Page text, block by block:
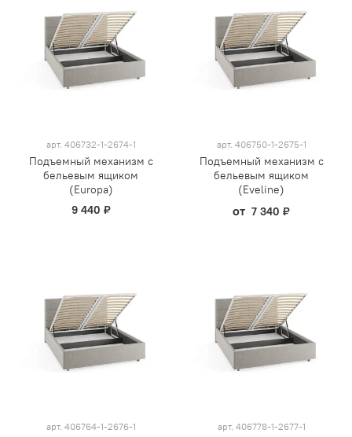
арт. 406732-1-2674-1
Подъемный механизм с
бельевым ящиком
(Europa)
9 440 ₽
арт. 406750-1-2675-1
Подъемный механизм с
бельевым ящиком
(Eveline)
от 7 340 ₽
арт. 406764-1-2676-1 арт. 406778-1-2677-1